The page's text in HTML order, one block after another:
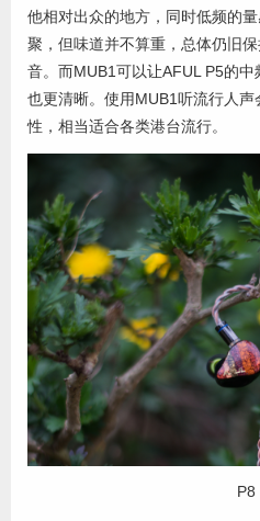
他相对出众的地方，同时低频的
聚，但味道并不算重，总体仍旧
音。而MUB1可以让AFUL P5的
也更清晰。使用MUB1听流行人
性，相当适合各类港台流行。
P8